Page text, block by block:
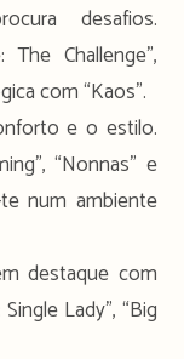
desafios.
Challenge”,
com “Kaos”.
e o estilo.
“Nonnas” e
num ambiente
destaque com
Lady”, “Big